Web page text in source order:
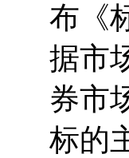
布《
据市
券市
标的